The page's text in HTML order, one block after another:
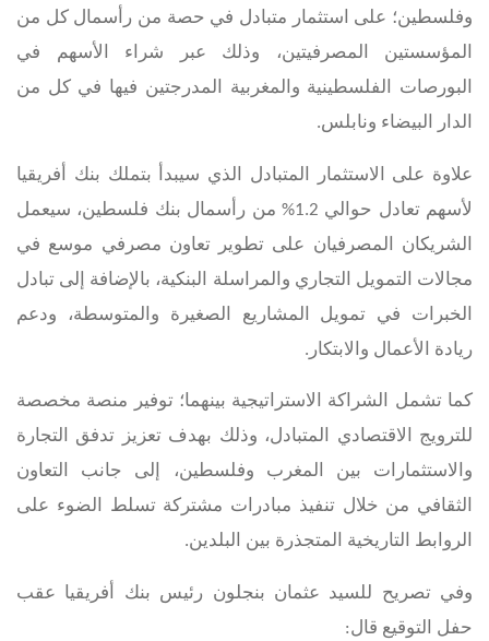
وفلسطين؛ على استثمار متبادل في حصة من رأسمال كل من
المؤسستين المصرفيتين، وذلك عبر شراء الأسهم في
البورصات الفلسطينية والمغربية المدرجتين فيها في كل من
الدار البيضاء ونابلس.
علاوة على الاستثمار المتبادل الذي سيبدأ بتملك بنك أفريقيا
لأسهم تعادل حوالي 1.2% من رأسمال بنك فلسطين، سيعمل
الشريكان المصرفيان على تطوير تعاون مصرفي موسع في
مجالات التمويل التجاري والمراسلة البنكية، بالإضافة إلى تبادل
الخبرات في تمويل المشاريع الصغيرة والمتوسطة، ودعم
ريادة الأعمال والابتكار.
كما تشمل الشراكة الاستراتيجية بينهما؛ توفير منصة مخصصة
للترويج الاقتصادي المتبادل، وذلك بهدف تعزيز تدفق التجارة
والاستثمارات بين المغرب وفلسطين، إلى جانب التعاون
الثقافي من خلال تنفيذ مبادرات مشتركة تسلط الضوء على
الروابط التاريخية المتجذرة بين البلدين.
وفي تصريح للسيد عثمان بنجلون رئيس بنك أفريقيا عقب
حفل التوقيع قال: